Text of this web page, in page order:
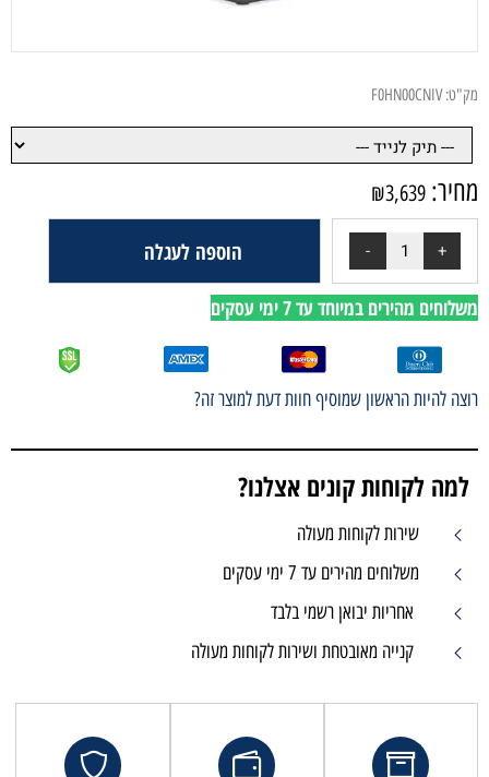
מק"ט: F0HN00CNIV
מחיר: ₪3,639
הוספה לעגלה
משלוחים מהירים במיוחד עד 7 ימי עסקים
רוצה להיות הראשון שמוסיף חוות דעת למוצר זה?
למה לקוחות קונים אצלנו?
שירות לקוחות מעולה
משלוחים מהירים עד 7 ימי עסקים
אחריות יבואן רשמי בלבד
קנייה מאובטחת ושירות לקוחות מעולה